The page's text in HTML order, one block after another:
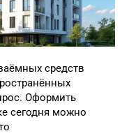
средств
Оформить
сегодня можно